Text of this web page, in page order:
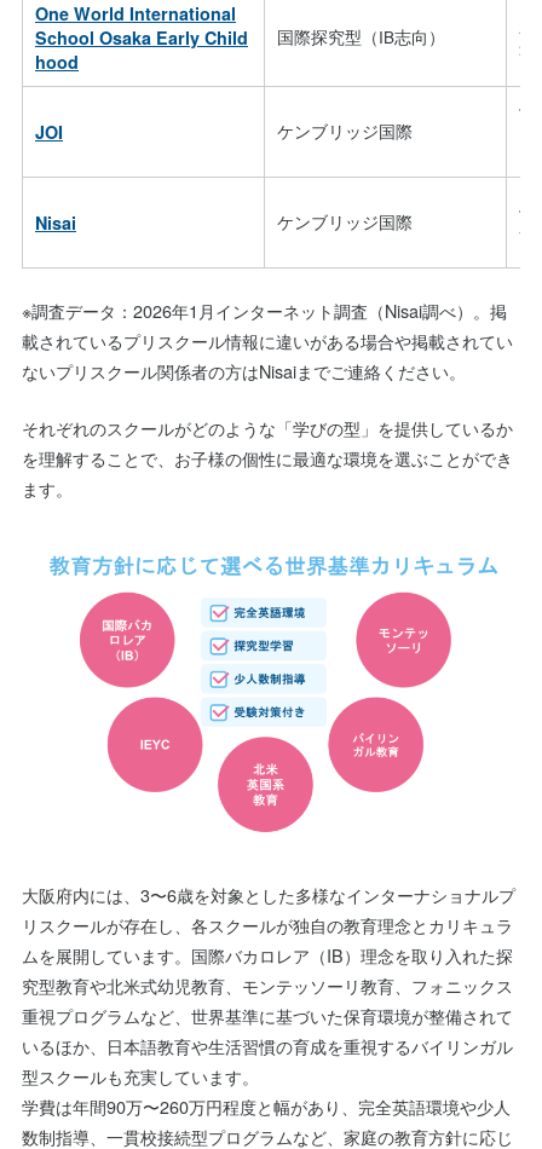
One World International
School Osaka Early Child
hood
国際探究型（IB志向）
最
JOI ケンブリッジ国際
体
Nisai ケンブリッジ国際
体
全
※調査データ：2026年1月インターネット調査（Nisai調べ）。掲
載されているプリスクール情報に違いがある場合や掲載されてい
ないプリスクール関係者の方はNisaiまでご連絡ください。
それぞれのスクールがどのような「学びの型」を提供しているか
を理解することで、お子様の個性に最適な環境を選ぶことができ
ます。
大阪府内には、3〜6歳を対象とした多様なインターナショナルプ
リスクールが存在し、各スクールが独自の教育理念とカリキュラ
ムを展開しています。国際バカロレア（IB）理念を取り入れた探
究型教育や北米式幼児教育、モンテッソーリ教育、フォニックス
重視プログラムなど、世界基準に基づいた保育環境が整備されて
いるほか、日本語教育や生活習慣の育成を重視するバイリンガル
型スクールも充実しています。
学費は年間90万〜260万円程度と幅があり、完全英語環境や少人
数制指導、一貫校接続型プログラムなど、家庭の教育方針に応じ